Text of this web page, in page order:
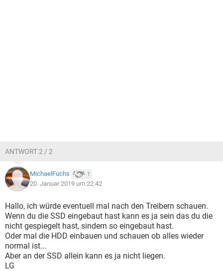
ANTWORT 2 / 2
MichaelFuchs 1
20. Januar 2019 um 22:42
Hallo, ich würde eventuell mal nach den Treibern schauen.
Wenn du die SSD eingebaut hast kann es ja sein das du die
nicht gespiegelt hast, sindern so eingebaut hast.
Oder mal die HDD einbauen und schauen ob alles wieder
normal ist...
Aber an der SSD allein kann es ja nicht liegen.
LG